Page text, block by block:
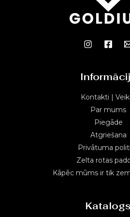
Kontakti |
Par mums
Piegāde
Atgriešana
Privātuma
Zelta rotas
Kāpēc mūms ir tik
Katalogs